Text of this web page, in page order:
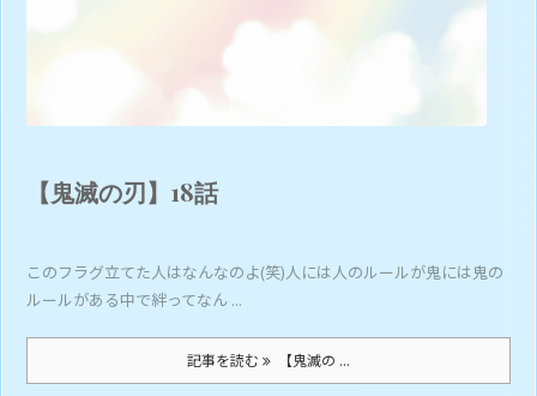
【鬼滅の刃】18話
このフラグ立てた人はなんなのよ(笑)人には人のルールが鬼には鬼の
ルールがある中で絆ってなん ...
記事を読む 【鬼滅の ...